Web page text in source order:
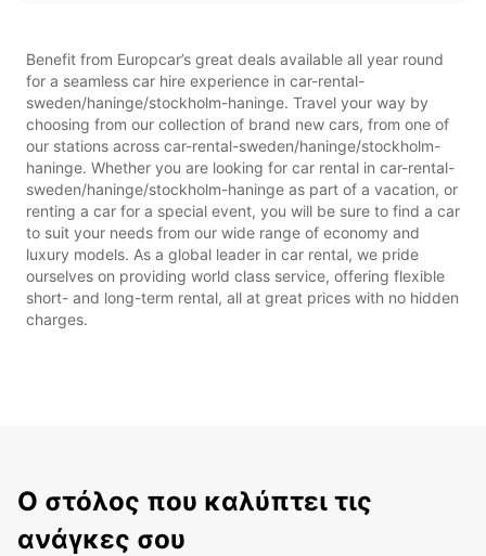
Benefit from Europcar’s great deals available all year round
for a seamless car hire experience in car-rental-
sweden/haninge/stockholm-haninge. Travel your way by
choosing from our collection of brand new cars, from one of
our stations across car-rental-sweden/haninge/stockholm-
haninge. Whether you are looking for car rental in car-rental-
sweden/haninge/stockholm-haninge as part of a vacation, or
renting a car for a special event, you will be sure to find a car
to suit your needs from our wide range of economy and
luxury models. As a global leader in car rental, we pride
ourselves on providing world class service, offering flexible
short- and long-term rental, all at great prices with no hidden
charges.
Ο στόλος που καλύπτει τις
ανάγκες σου